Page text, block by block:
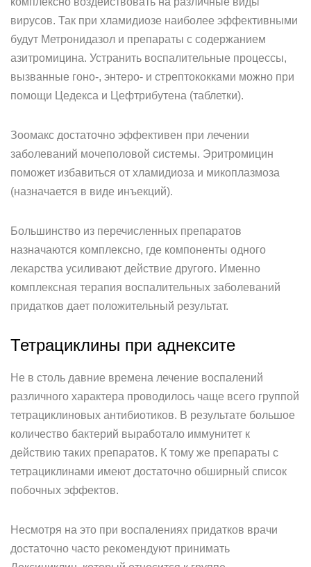
вирусов. Так при хламидиозе наиболее эффективными
будут Метронидазол и препараты с содержанием
азитромицина. Устранить воспалительные процессы,
вызванные гоно-, энтеро- и стрептококками можно при
помощи Цедекса и Цефтрибутена (таблетки).
Зоомакс достаточно эффективен при лечении
заболеваний мочеполовой системы. Эритромицин
поможет избавиться от хламидиоза и микоплазмоза
(назначается в виде инъекций).
Большинство из перечисленных препаратов
назначаются комплексно, где компоненты одного
лекарства усиливают действие другого. Именно
комплексная терапия воспалительных заболеваний
придатков дает положительный результат.
Тетрациклины при аднексите
Не в столь давние времена лечение воспалений
различного характера проводилось чаще всего группой
тетрациклиновых антибиотиков. В результате большое
количество бактерий выработало иммунитет к
действию таких препаратов. К тому же препараты с
тетрациклинами имеют достаточно обширный список
побочных эффектов.
Несмотря на это при воспалениях придатков врачи
достаточно часто рекомендуют принимать